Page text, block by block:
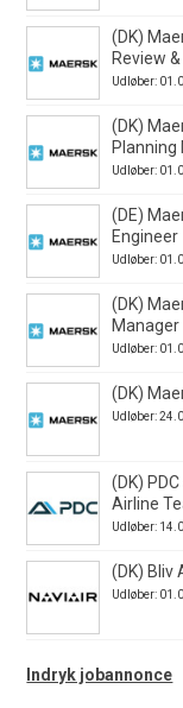
(DK)
Review
Udløber:
(DK)
Planning
Udløber:
(DE)
Engineer
Udløber:
(DK)
Manager
Udløber:
(DK)
Udløber:
(DK)
Airline
Udløber:
(DK) Bliv
Udløber:
Indryk jobannonce